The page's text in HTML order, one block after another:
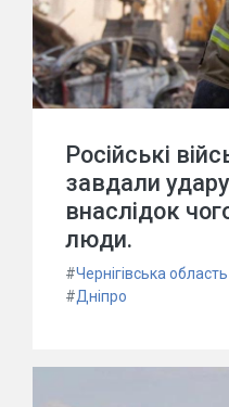
Російські
завдали
внаслідок
люди.
#Чернігівська область
#Дніпро